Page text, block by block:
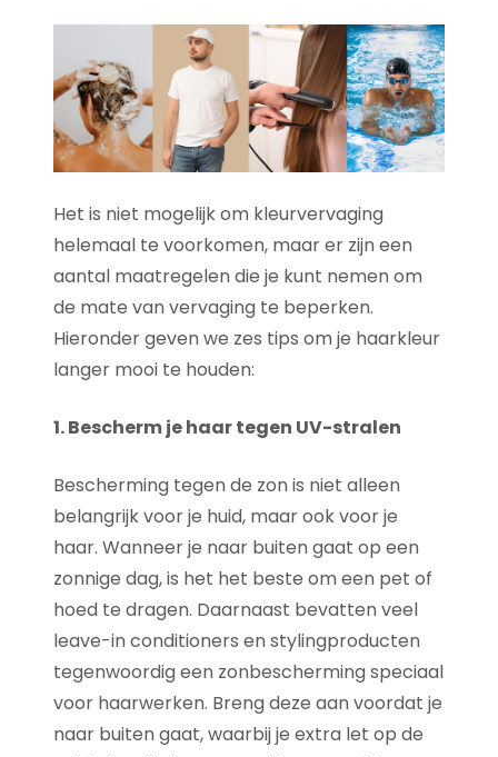
Het is niet mogelijk om kleurvervaging
helemaal te voorkomen, maar er zijn een
aantal maatregelen die je kunt nemen om
de mate van vervaging te beperken.
Hieronder geven we zes tips om je haarkleur
langer mooi te houden:
1. Bescherm je haar tegen UV-stralen
Bescherming tegen de zon is niet alleen
belangrijk voor je huid, maar ook voor je
haar. Wanneer je naar buiten gaat op een
zonnige dag, is het het beste om een pet of
hoed te dragen. Daarnaast bevatten veel
leave-in conditioners en stylingproducten
tegenwoordig een zonbescherming speciaal
voor haarwerken. Breng deze aan voordat je
naar buiten gaat, waarbij je extra let op de